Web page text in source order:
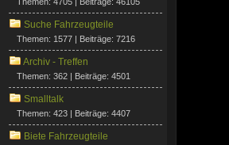
Suche Fahrzeugteile
Themen: 1577 | Beiträge: 7216
Archiv - Treffen
Themen: 362 | Beiträge: 4501
Smalltalk
Themen: 423 | Beiträge: 4407
Biete Fahrzeugteile